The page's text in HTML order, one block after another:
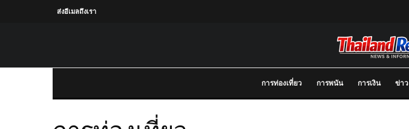
ส่งอีเมลถึงเรา
การท่องเที่ยว การพนัน การเงิน ข่าว